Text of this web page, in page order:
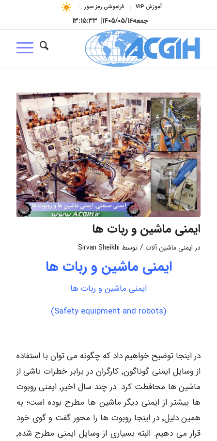
آموزش VIP فراموشی رمز عبور
جمعه۱۴۰۵/۰۵/۱۶| ۱۳:۱۵:۳۴
ایمنی ماشین و ربات ها
در ایمنی ماشین آلات / توسط Sirvan Sheikhi
ایمنی ماشین و ربات ها
ایمنی ماشین و ربات ها
(Safety equipment and robots)
در اینجا توضیح خواهیم داد که چگونه می توان با استفاده
از وسایل ایمنی گوناگون٬ کارگران در برابر خطرات ناشی از
ماشین ها محافظت کرد. در چند سال اخیر٬ ایمنی روبوت
ها بیشتر از ایمنی دیگر ماشین ها مطرح بوده است؛ به
همین دلیل٬ در اینجا روبوت ها را محور گفت و گوی خود
قرار می دهیم. البته بسیاری از وسایل ایمنی مطرح شده٬